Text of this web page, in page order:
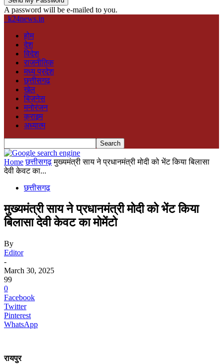
A password will be e-mailed to you.
k24news.in
होम
देश
विदेश
राजनीतिक
मध्य प्रदेश
छत्तीसगढ़
खेल
बिज़नेस
मनोरंजन
क्राइम
अध्यात्म
Home छत्तीसगढ़ मुख्यमंत्री साय ने प्रधानमंत्री मोदी को भेंट किया बिलासा
देवी केवट का...
छत्तीसगढ़
मुख्यमंत्री साय ने प्रधानमंत्री मोदी को भेंट किया
बिलासा देवी केवट का मोमेंटो
By
Editor
-
March 30, 2025
99
0
Facebook
Twitter
Pinterest
WhatsApp
रायपुर